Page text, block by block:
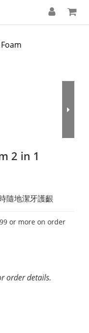
2 in 1
隨地潔牙護齦
or more on order
order details.